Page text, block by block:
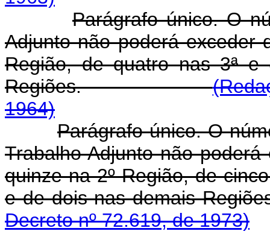
Parágrafo único. O
Adjunto não poderá exceder
Região, de quatro nas 3ª
Regiões.
1964)
Parágrafo único. O
Trabalho Adjunto não
quinze na 2º Região, de
e de dois nas
Decreto nº 72.619, de 1973)